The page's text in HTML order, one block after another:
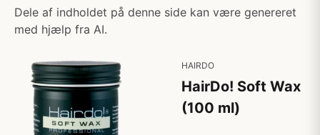
Dele af indholdet på denne side kan være genereret
med hjælp fra AI.
HAIRDO
HairDo! Soft Wax
(100 ml)